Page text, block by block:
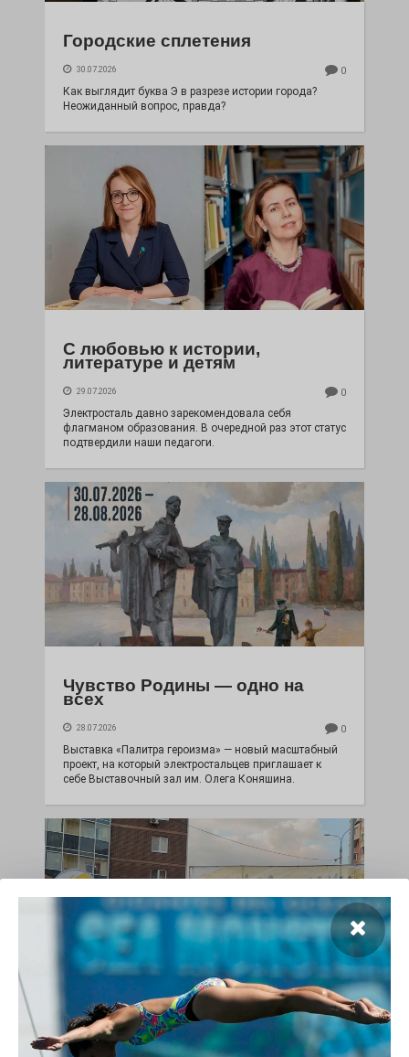
Городские сплетения
30.07.2026 0
Как выглядит буква Э в разрезе истории города?
Неожиданный вопрос, правда?
С любовью к истории,
литературе и детям
29.07.2026 0
Электросталь давно зарекомендовала себя
флагманом образования. В очередной раз этот статус
подтвердили наши педагоги.
Чувство Родины — одно на
всех
28.07.2026 0
Выставка «Палитра героизма» — новый масштабный
проект, на который электростальцев приглашает к
себе Выставочный зал им. Олега Коняшина.
«Районы-кварталы»
путешествуют по городу